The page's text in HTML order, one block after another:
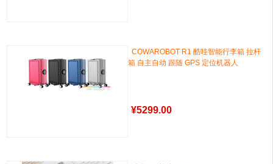
COWAROBOT R1 酷哇智能行李箱 拉杆
箱 自主自动 跟随 GPS 定位机器人
¥5299.00